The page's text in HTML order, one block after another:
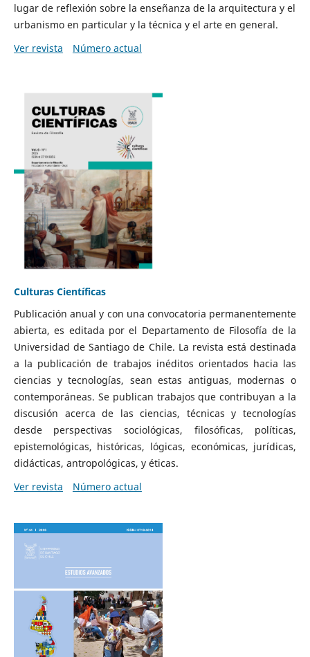
lugar de reflexión sobre la enseñanza de la arquitectura y el
urbanismo en particular y la técnica y el arte en general.
Ver revista
Número actual
Culturas Científicas
Publicación anual y con una convocatoria permanentemente
abierta, es editada por el Departamento de Filosofía de la
Universidad de Santiago de Chile. La revista está destinada
a la publicación de trabajos inéditos orientados hacia las
ciencias y tecnologías, sean estas antiguas, modernas o
contemporáneas. Se publican trabajos que contribuyan a la
discusión acerca de las ciencias, técnicas y tecnologías
desde perspectivas sociológicas, filosóficas, políticas,
epistemológicas, históricas, lógicas, económicas, jurídicas,
didácticas, antropológicas, y éticas.
Ver revista
Número actual